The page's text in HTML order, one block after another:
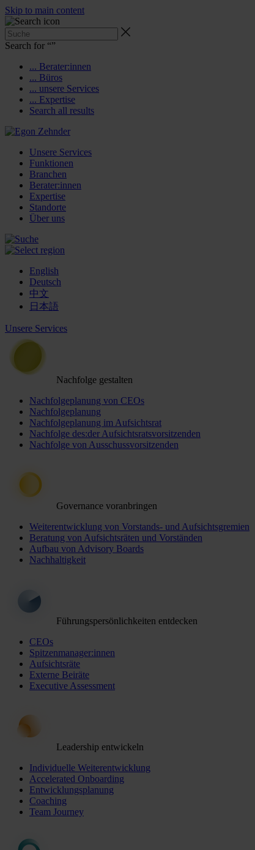
Skip to main content
Search for “”
... Berater:innen
... Büros
... unsere Services
... Expertise
Search all results
Unsere Services
Funktionen
Branchen
Berater:innen
Expertise
Standorte
Über uns
English
Deutsch
中文
日本語
Unsere Services
Nachfolge gestalten
Nachfolgeplanung von CEOs
Nachfolgeplanung
Nachfolgeplanung im Aufsichtsrat
Nachfolge des:der Aufsichtsratsvorsitzenden
Nachfolge von Ausschussvorsitzenden
Governance voranbringen
Weiterentwicklung von Vorstands- und Aufsichtsgremien
Beratung von Aufsichtsräten und Vorständen
Aufbau von Advisory Boards
Nachhaltigkeit
Führungspersönlichkeiten entdecken
CEOs
Spitzenmanager:innen
Aufsichtsräte
Externe Beiräte
Executive Assessment
Leadership entwickeln
Individuelle Weiterentwicklung
Accelerated Onboarding
Entwicklungsplanung
Coaching
Team Journey